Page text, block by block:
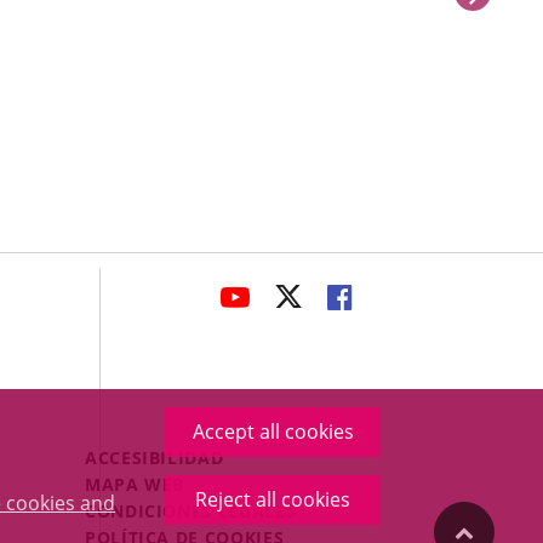
cookies and
Accept all cookies
Reject all cookies
LINK
APPLICATION.
LINK
APPLICATION.
LINK
APPLICATION.
Menú
Legal
Footer
ACCESIBILIDAD
MAPA WEB
CONDICIONES LEGALES
POLÍTICA DE COOKIES
"Back